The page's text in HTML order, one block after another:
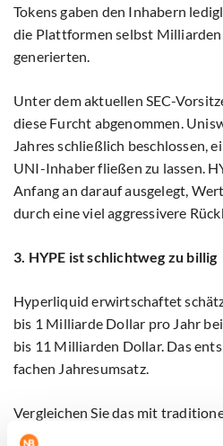
Tokens gaben den Inhabern
die Plattformen selbst Milliarden
generierten.
Unter dem aktuellen SEC-
diese Furcht abgenommen.
Jahres schließlich beschlossen,
UNI-Inhaber fließen zu lassen.
Anfang an darauf ausgelegt,
durch eine viel aggressivere
3. HYPE ist schlichtweg zu billig
Hyperliquid erwirtschaftet
bis 1 Milliarde Dollar pro Jahr
bis 11 Milliarden Dollar. Das
fachen Jahresumsatz.
Vergleichen Sie das mit
Robinhood (37-facher Gewinn)